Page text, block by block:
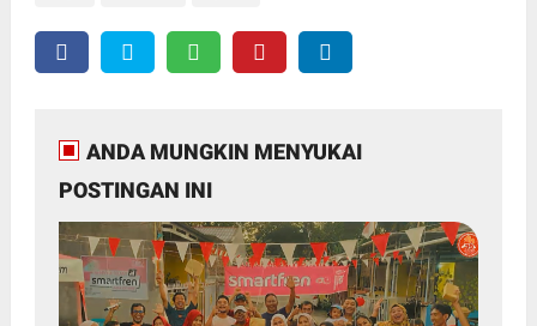
ANDA MUNGKIN MENYUKAI
POSTINGAN INI